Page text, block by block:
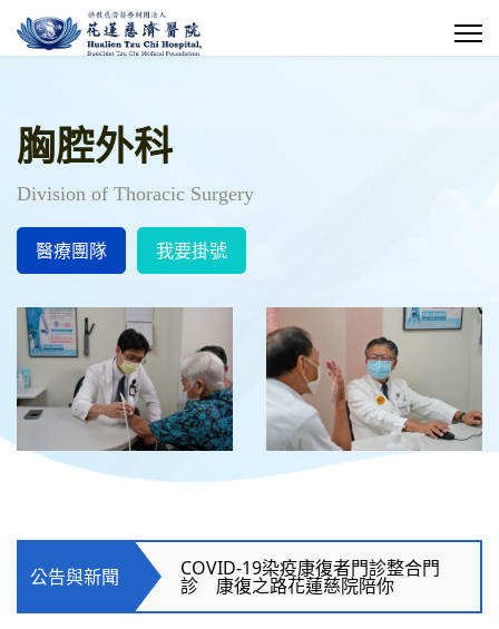
胸腔外科
Division of Thoracic Surgery
醫療團隊 我要掛號
公告與新聞 COVID-19染疫康復者門診整合門
診 康復之路花蓮慈院陪你